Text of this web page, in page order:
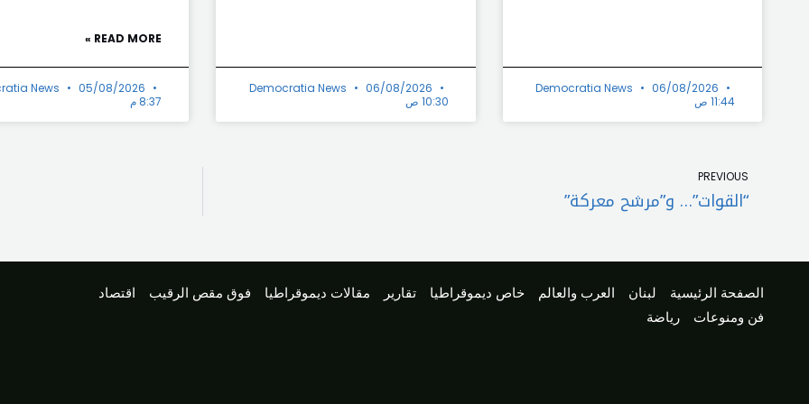
Democratia News
06/08/2026
11:44 ص
Democratia News
06/08/2026
10:30 ص
READ MORE »
News
05/08/2026
8:37 م
PREVIOUS
“القوات”… و”مرشح معركة”
الصفحة الرئيسية لبنان العرب والعالم خاص ديموقراطيا تقارير مقالات ديموقراطيا فوق مقص الرقيب
اقتصاد
فن ومنوعات
رياضة